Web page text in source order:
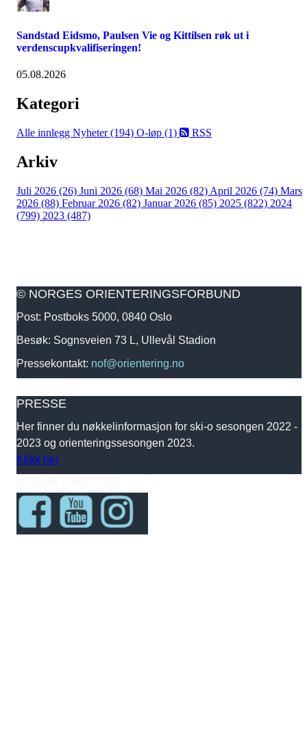
Sandstad Eidsmo, Paulsen Vie og Kittilsen røk ut i
verdenscupkvalifiseringen!
05.08.2026
Kategori
Alle innlegg Nyheter (194) O-løp (1) RSS
Arkiv
Juli 2026 (26) Juni 2026 (68) Mai 2026 (82) April 2026 (74) Mars
2026 (88) Februar 2026 (82) Januar 2026 (85) 2025 (822) 2024
(799) 2023 (487)
© NORGES ORIENTERINGSFORBUND
Post: Postboks 5000, 0840 Oslo
Besøk: Sognsveien 73 L, Ullevål Stadion
Pressekontakt: nof@orientering.no
PRESSE
Her finner du nøkkelinformasjon for ski-o sesongen 2022 -
2023 og orienteringssesongen 2023.
Klikk her